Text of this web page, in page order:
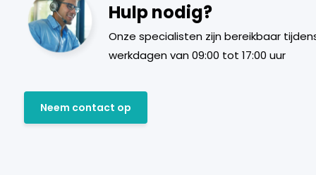
Hulp nodig?
Onze specialisten zijn bereikbaar
werkdagen van 09:00 tot 17:00 uur
Neem contact op